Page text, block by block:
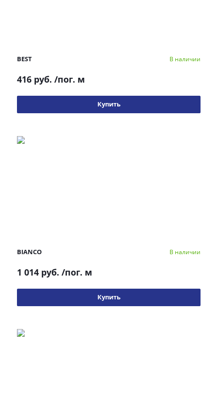
BEST В наличии
416 руб. /пог. м
Купить
BIANCO В наличии
1 014 руб. /пог. м
Купить